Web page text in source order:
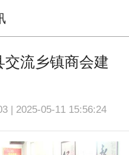
流乡镇商会建
| 2025-05-11 15:56:24